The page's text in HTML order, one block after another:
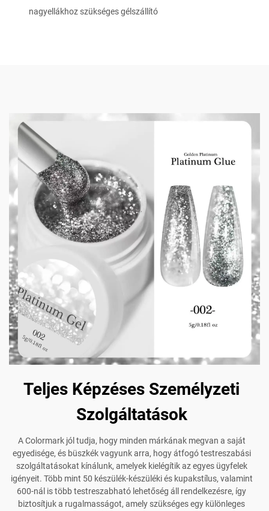
nagyellákhoz szükséges gélszállító
Teljes Képzéses Személyzeti
Szolgáltatások
A Colormark jól tudja, hogy minden márkának megvan a saját
egyedisége, és büszkék vagyunk arra, hogy átfogó testreszabási
szolgáltatásokat kínálunk, amelyek kielégítik az egyes ügyfelek
igényeit. Több mint 50 készülék-készüléki és kupakstílus, valamint
600-nál is több testreszabható lehetőség áll rendelkezésre, így
biztosítjuk a rugalmasságot, amely szükséges egy különleges